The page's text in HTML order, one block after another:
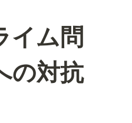
イム問
の対抗